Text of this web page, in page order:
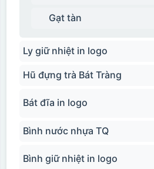
Hộp xi biểu trưng
Gạt tàn
Ly giữ nhiệt in logo
Hũ đựng trà Bát Tràng
Bát đĩa in logo
Bình nước nhựa TQ
Bình giữ nhiệt in logo